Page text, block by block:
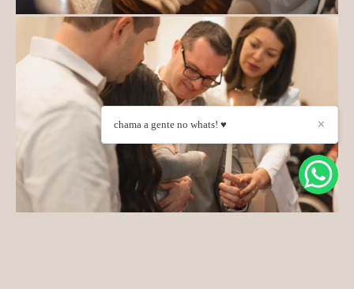
✕
chama a gente no whats! ♥